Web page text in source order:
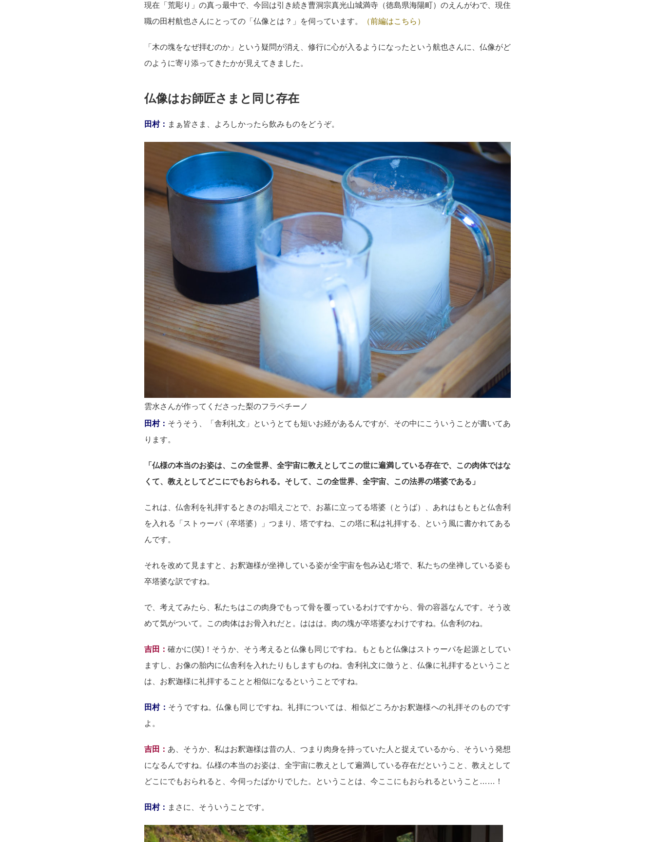
現在「荒彫り」の真っ最中で、今回は引き続き曹洞宗真光山城満寺（徳島県海陽町）のえんがわで、現住
職の田村航也さんにとっての「仏像とは？」を伺っています。
（前編はこちら）
「木の塊をなぜ拝むのか」という疑問が消え、修行に心が入るようになったという航也さんに、仏像がど
のように寄り添ってきたかが見えてきました。
仏像はお師匠さまと同じ存在
田村： まぁ皆さま、よろしかったら飲みものをどうぞ。
雲水さんが作ってくださった梨のフラペチーノ
田村： そうそう、「舎利礼文」というとても短いお経があるんですが、その中にこういうことが書いてあ
ります。
「仏様の本当のお姿は、この全世界、全宇宙に教えとしてこの世に遍満している存在で、この肉体ではな
くて、教えとしてどこにでもおられる。そして、この全世界、全宇宙、この法界の塔婆である」
これは、仏舎利を礼拝するときのお唱えごとで、お墓に立ってる塔婆（とうば）、あれはもともと仏舎利
を入れる「ストゥーパ（卒塔婆）」つまり、塔ですね、この塔に私は礼拝する、という風に書かれてある
んです。
それを改めて見ますと、お釈迦様が坐禅している姿が全宇宙を包み込む塔で、私たちの坐禅している姿も
卒塔婆な訳ですね。
で、考えてみたら、私たちはこの肉身でもって骨を覆っているわけですから、骨の容器なんです。そう改
めて気がついて。この肉体はお骨入れだと。ははは。肉の塊が卒塔婆なわけですね。仏舎利のね。
吉田：確かに(笑)！そうか、そう考えると仏像も同じですね。もともと仏像はストゥーパを起源としてい
ますし、お像の胎内に仏舎利を入れたりもしますものね。舎利礼文に倣うと、仏像に礼拝するということ
は、お釈迦様に礼拝することと相似になるということですね。
田村： そうですね。仏像も同じですね。礼拝については、相似どころかお釈迦様への礼拝そのものです
よ。
吉田： あ、そうか、私はお釈迦様は昔の人、つまり肉身を持っていた人と捉えているから、そういう発想
になるんですね。仏様の本当のお姿は、全宇宙に教えとして遍満している存在だということ、教えとして
どこにでもおられると、今伺ったばかりでした。ということは、今ここにもおられるということ……！
田村： まさに、そういうことです。